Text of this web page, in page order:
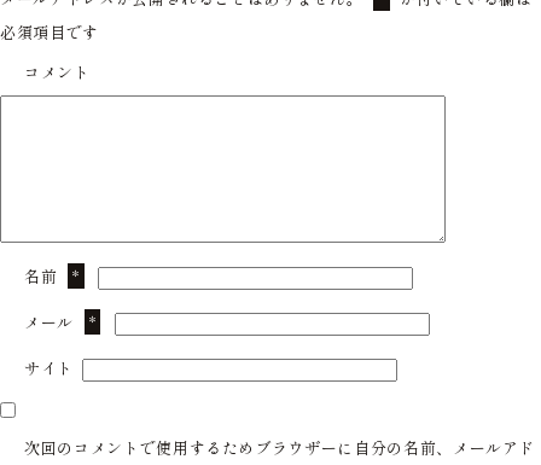
必須項目です
コメント
名前 *
メール *
サイト
次回のコメントで使用するためブラウザーに自分の名前、メールアド